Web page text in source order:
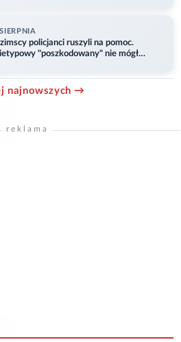
policjanci ruszyli na pomoc.
"poszkodowany" nie mógł
najnowszych →
reklama